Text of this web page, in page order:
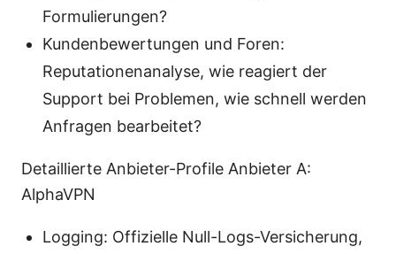
Formulierungen?
Kundenbewertungen und Foren:
Reputationenanalyse, wie reagiert der
Support bei Problemen, wie schnell werden
Anfragen bearbeitet?
Detaillierte Anbieter-Profile Anbieter A:
AlphaVPN
Logging: Offizielle Null-Logs-Versicherung,